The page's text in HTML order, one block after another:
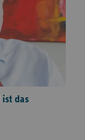
ist das